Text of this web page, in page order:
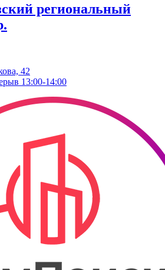
региональный
42
13:00-14:00